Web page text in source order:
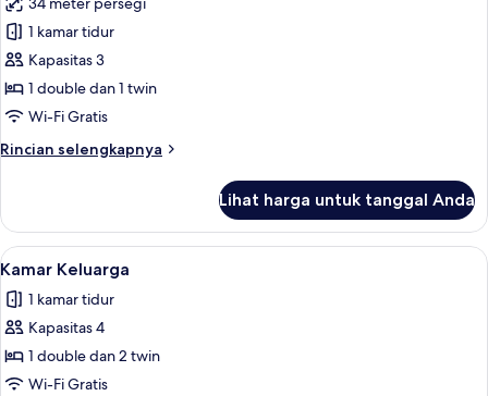
foto
untuk
Kamar
Twin
Deluks
1 kamar tidur
Kapasitas 3
1 double dan 1 twin
Wi-Fi Gratis
Rincian selengkapnya
Rincian
Kamar
Twin
Deluks
Lihat harga untuk tanggal Anda
Lihat
semua
foto
untuk
Kamar
Keluarga
Brankas, tirai kedap cahaya, Wi-Fi
6
Kamar Keluarga
1 kamar tidur
Kapasitas 4
1 double dan 2 twin
Wi-Fi Gratis